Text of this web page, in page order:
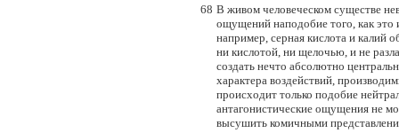
68 В живом человеческом существе
ощущений наподобие того, как это
например, серная кислота и
ни кислотой, ни щелочью, и не
создать нечто абсолютно
характера воздействий,
происходит только подобие
антагонистические ощущения не
высушить комичными